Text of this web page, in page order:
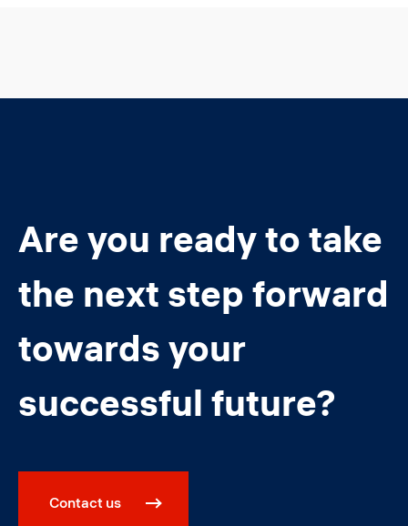
Are you ready to take
the next step forward
towards your
successful future?
Contact us